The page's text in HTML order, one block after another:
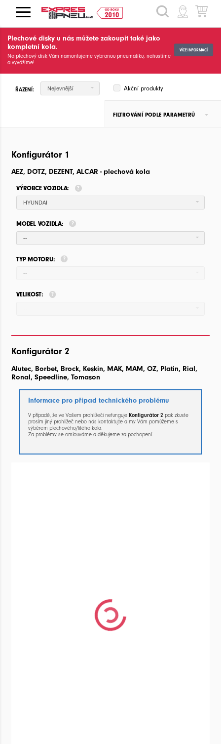
HLEDAT
Plechové disky u nás můžete zakoupit také jako
kompletní kola.
Na plechový disk Vám namontujeme vybranou pneumatiku, nahustíme
a vyvážíme!
VÍCE INFORMACÍ
ŘAZENÍ: Nejlevnější Akční produkty
FILTROVÁNÍ PODLE PARAMETRŮ
Konfigurátor 1
AEZ, DOTZ, DEZENT, ALCAR - plechová kola
VÝROBCE VOZIDLA:
HYUNDAI
MODEL VOZIDLA:
--
TYP MOTORU:
--
VELIKOST:
--
Konfigurátor 2
Alutec, Borbet, Brock, Keskin, MAK, MAM, OZ, Platin, Rial,
Ronal, Speedline, Tomason
Informace pro případ technického problému
V případě, že ve Vašem prohlížeči nefunguje Konfigurátor 2 pak zkuste
prosím jiný prohlížeč nebo nás kontaktujte a my Vám pomůžeme s
výběrem plechového/litého kola.
Za problémy se omlouváme a děkujeme za pochopení.